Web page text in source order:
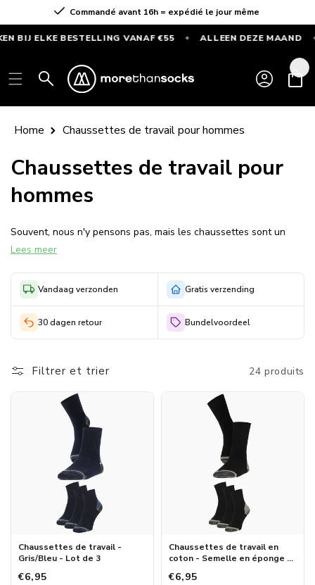
passer au
contenu
Commandé avant 16h = expédié le jour même
ELKE BESTELLING VANAF €55 ✦ ALLEEN DEZE MAAND ✦
SPORTSOKKEN
bij
elke
bestelling
€55
Alleen
maand
Connexion Panier
Home Chaussettes de travail pour hommes
Chaussettes de travail pour
hommes
Souvent, nous n'y pensons pas, mais les chaussettes sont un
vêtement important et cela s'applique certainement aux
si vous restez debout ou marchez beaucoup ou si vous avez un
travail actif, une paire de chaussettes de travail décentes peut
vraiment faire la différence.
soutien afin que vos pieds soient moins susceptibles de vous
peuvent provoquer des douleurs ou des ampoules. Nos
chaussettes de travail soutiennent réellement vos pieds. Ils
régulent l’humidité et peuvent avoir un talon et des orteils
renforcés, ce qui les rend assez durables. Si vous souhaitez
pouvoir aller travailler tous les jours avec des chaussettes de
travail de haute qualité, jetez un œil à la gamme de chaussettes
de travail Morethansocks pour hommes.
Lees meer
Vandaag verzonden Gratis verzending
30 dagen retour Bundelvoordeel
Filtrer et trier 24 produits
Chaussettes de travail -
Gris/Bleu - Lot de 3
€6,95
Chaussettes de travail en
coton - Semelle en éponge -
€6,95